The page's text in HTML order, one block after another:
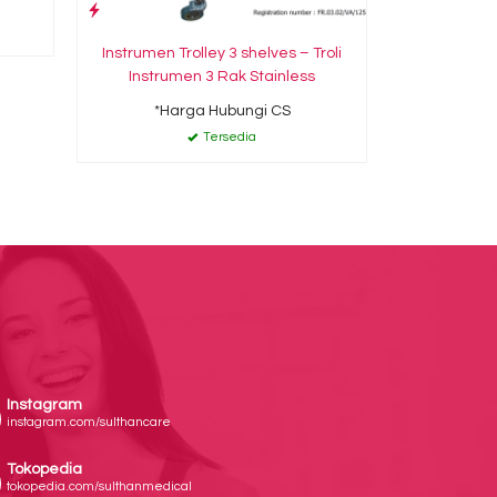
Instrumen Trolley 3 shelves – Troli
Instrumen 3 Rak Stainless
*Harga Hubungi CS
Tersedia
Instagram
instagram.com/sulthancare
Tokopedia
tokopedia.com/sulthanmedical